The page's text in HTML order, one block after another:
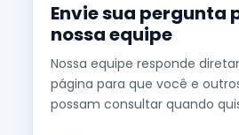
Envie sua pergunta
nossa equipe
Nossa equipe responde
página para que você e
possam consultar quando